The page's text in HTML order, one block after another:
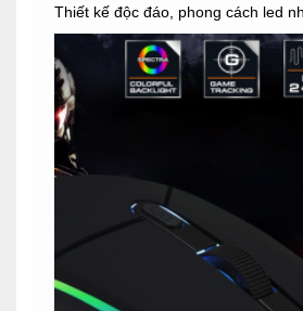
Thiết kế độc đáo, phong cách led